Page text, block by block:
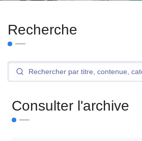
Recherche
Consulter l'archive